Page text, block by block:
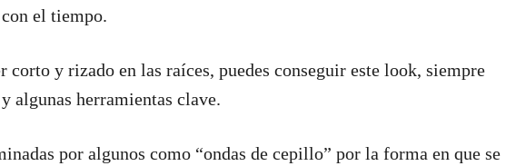
el tiempo.
corto y rizado en las raíces, puedes conseguir este look, siempre
algunas herramientas clave.
por algunos como “ondas de cepillo” por la forma en que se